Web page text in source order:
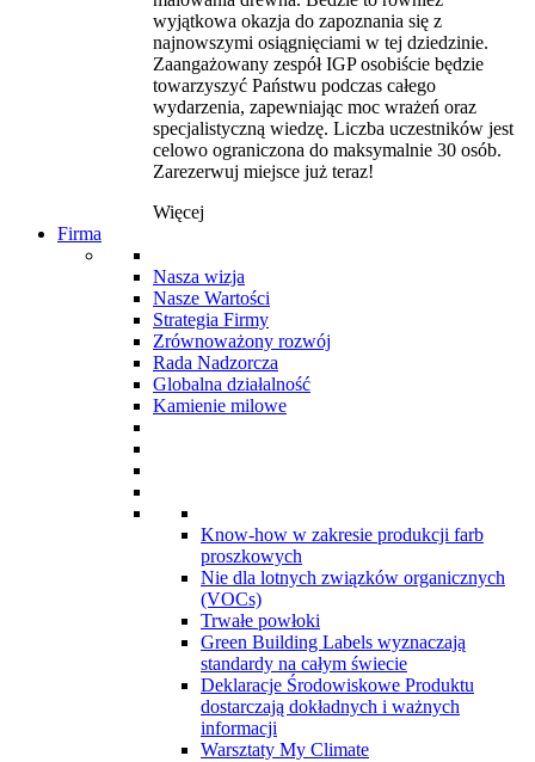
wyjątkowa okazja do zapoznania się z
najnowszymi osiągnięciami w tej dziedzinie.
Zaangażowany zespół IGP osobiście będzie
towarzyszyć Państwu podczas całego
wydarzenia, zapewniając moc wrażeń oraz
specjalistyczną wiedzę. Liczba uczestników jest
celowo ograniczona do maksymalnie 30 osób.
Zarezerwuj miejsce już teraz!
Więcej
Firma
Nasza wizja
Nasze Wartości
Strategia Firmy
Zrównoważony rozwój
Rada Nadzorcza
Globalna działalność
Kamienie milowe
Know-how w zakresie produkcji farb
proszkowych
Nie dla lotnych związków organicznych
(VOCs)
Trwałe powłoki
Green Building Labels wyznaczają
standardy na całym świecie
Deklaracje Środowiskowe Produktu
dostarczają dokładnych i ważnych
informacji
Warsztaty My Climate